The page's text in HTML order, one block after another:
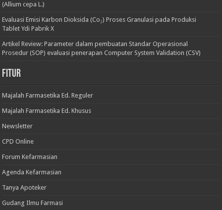
(Allium cepa L.)
Evaluasi Emisi Karbon Dioksida (Co₂) Proses Granulasi pada Produksi
Tablet Ydi Pabrik X
Artikel Review: Parameter dalam pembuatan Standar Operasional
Prosedur (SOP) evaluasi penerapan Computer System Validation (CSV)
Fitur
Majalah Farmasetika Ed. Reguler
Majalah Farmasetika Ed. Khusus
Newsletter
CPD Online
Forum Kefarmasian
Agenda Kefarmasian
Tanya Apoteker
Gudang Ilmu Farmasi